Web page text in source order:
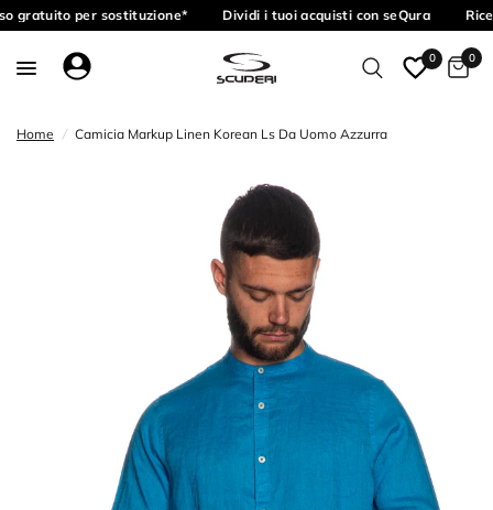
gratuito per sostituzione* Dividi i tuoi acquisti con seQura
0 0
Home / Camicia Markup Linen Korean Ls Da Uomo Azzurra